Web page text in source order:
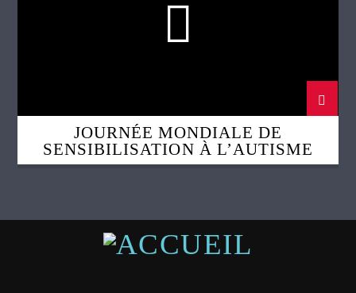
JOURNÉE MONDIALE DE
SENSIBILISATION À L’AUTISME